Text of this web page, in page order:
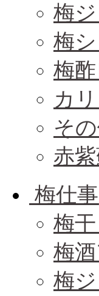
梅
梅
梅
カ
そ
赤
梅仕
梅
梅
梅